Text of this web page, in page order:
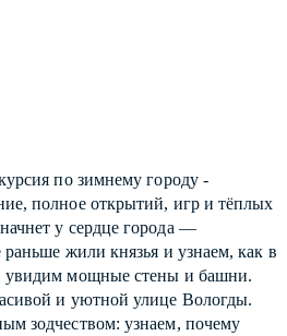
по зимнему городу -
полное открытий, игр и тёплых
у сердце города —
раньше жили князья и узнаем, как в
увидим мощные стены и башни.
и уютной улице Вологды.
зодчеством: узнаем, почему